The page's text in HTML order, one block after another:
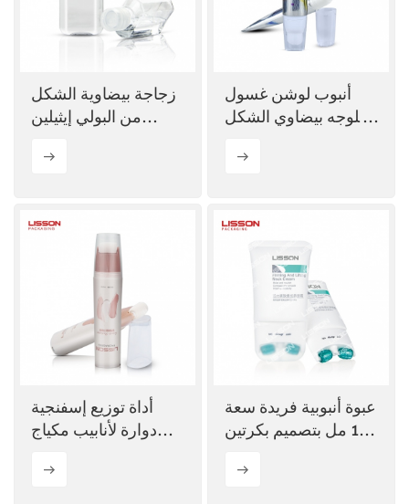
زجاجة بيضاوية الشكل
من البولي إيثيلين
30 مل، 60 مل، و100
أنبوب لوشن غسول
للوجه بيضاوي الشكل
ناعمة
أداة توزيع إسفنجية
دوارة لأنابيب مكياج
لوشن
عبوة أنبوبية فريدة سعة
100 مل بتصميم بكرتين